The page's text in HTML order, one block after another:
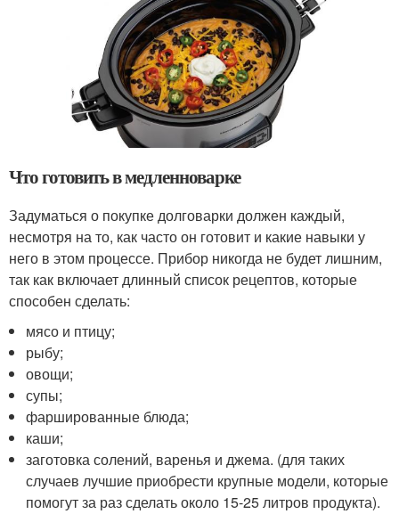
Что готовить в медленноварке
Задуматься о покупке долговарки должен каждый,
несмотря на то, как часто он готовит и какие навыки у
него в этом процессе. Прибор никогда не будет лишним,
так как включает длинный список рецептов, которые
способен сделать:
мясо и птицу;
рыбу;
овощи;
супы;
фаршированные блюда;
каши;
заготовка солений, варенья и джема. (для таких
случаев лучшие приобрести крупные модели, которые
помогут за раз сделать около 15-25 литров продукта).